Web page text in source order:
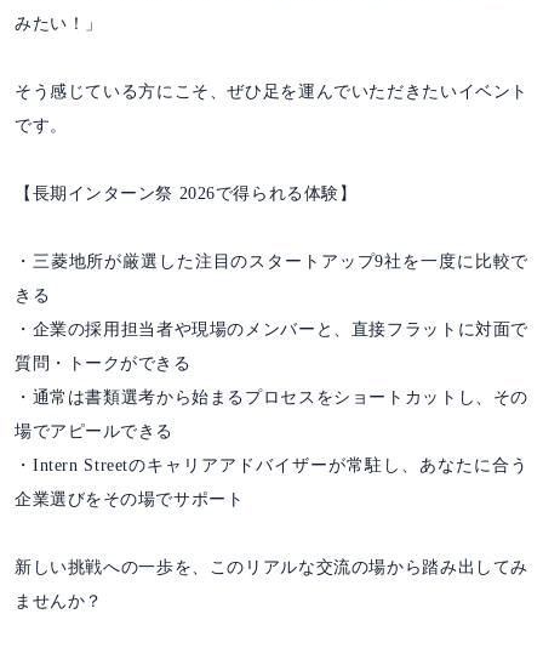
みたい！」
そう感じている方にこそ、ぜひ足を運んでいただきたいイベント
です。
【長期インターン祭 2026で得られる体験】
・三菱地所が厳選した注目のスタートアップ9社を一度に比較で
きる
・企業の採用担当者や現場のメンバーと、直接フラットに対面で
質問・トークができる
・通常は書類選考から始まるプロセスをショートカットし、その
場でアピールできる
・Intern Streetのキャリアアドバイザーが常駐し、あなたに合う
企業選びをその場でサポート
新しい挑戦への一歩を、このリアルな交流の場から踏み出してみ
ませんか？